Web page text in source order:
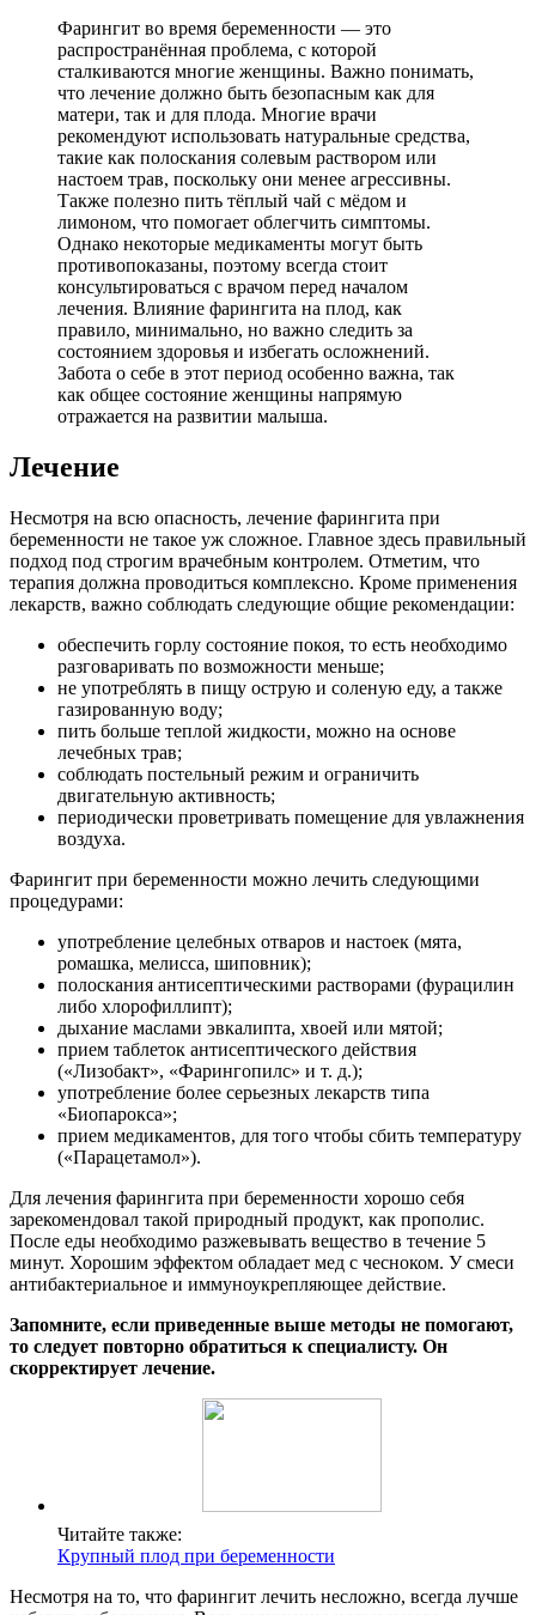
Фарингит во время беременности — это
распространённая проблема, с которой
сталкиваются многие женщины. Важно понимать,
что лечение должно быть безопасным как для
матери, так и для плода. Многие врачи
рекомендуют использовать натуральные средства,
такие как полоскания солевым раствором или
настоем трав, поскольку они менее агрессивны.
Также полезно пить тёплый чай с мёдом и
лимоном, что помогает облегчить симптомы.
Однако некоторые медикаменты могут быть
противопоказаны, поэтому всегда стоит
консультироваться с врачом перед началом
лечения. Влияние фарингита на плод, как
правило, минимально, но важно следить за
состоянием здоровья и избегать осложнений.
Забота о себе в этот период особенно важна, так
как общее состояние женщины напрямую
отражается на развитии малыша.
Лечение
Несмотря на всю опасность, лечение фарингита при
беременности не такое уж сложное. Главное здесь правильный
подход под строгим врачебным контролем. Отметим, что
терапия должна проводиться комплексно. Кроме применения
лекарств, важно соблюдать следующие общие рекомендации:
обеспечить горлу состояние покоя, то есть необходимо
разговаривать по возможности меньше;
не употреблять в пищу острую и соленую еду, а также
газированную воду;
пить больше теплой жидкости, можно на основе
лечебных трав;
соблюдать постельный режим и ограничить
двигательную активность;
периодически проветривать помещение для увлажнения
воздуха.
Фарингит при беременности можно лечить следующими
процедурами:
употребление целебных отваров и настоек (мята,
ромашка, мелисса, шиповник);
полоскания антисептическими растворами (фурацилин
либо хлорофиллипт);
дыхание маслами эвкалипта, хвоей или мятой;
прием таблеток антисептического действия
(«Лизобакт», «Фарингопилс» и т. д.);
употребление более серьезных лекарств типа
«Биопарокса»;
прием медикаментов, для того чтобы сбить температуру
(«Парацетамол»).
Для лечения фарингита при беременности хорошо себя
зарекомендовал такой природный продукт, как прополис.
После еды необходимо разжевывать вещество в течение 5
минут. Хорошим эффектом обладает мед с чесноком. У смеси
антибактериальное и иммуноукрепляющее действие.
Запомните, если приведенные выше методы не помогают,
то следует повторно обратиться к специалисту. Он
скорректирует лечение.
Читайте также:
Крупный плод при беременности
Несмотря на то, что фарингит лечить несложно, всегда лучше